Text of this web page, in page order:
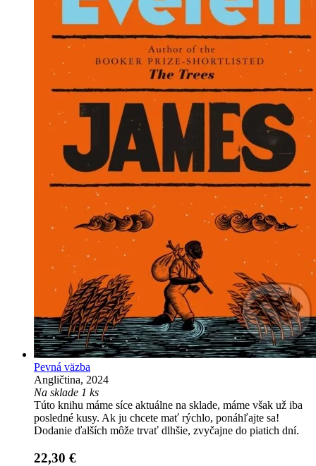
Pevná väzba
Angličtina, 2024
Na sklade 1 ks
Túto knihu máme síce aktuálne na sklade, máme však už iba
posledné kusy. Ak ju chcete mať rýchlo, ponáhľajte sa!
Dodanie ďalších môže trvať dlhšie, zvyčajne do piatich dní.
22,30 €